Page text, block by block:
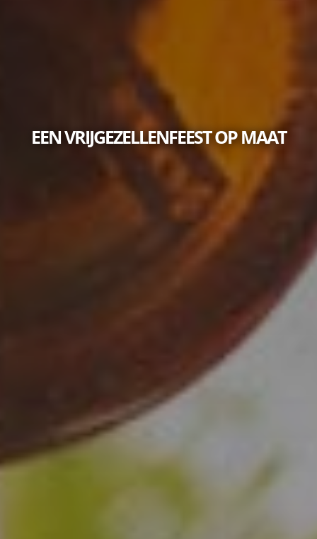
EEN VRIJGEZELLENFEEST OP MAAT